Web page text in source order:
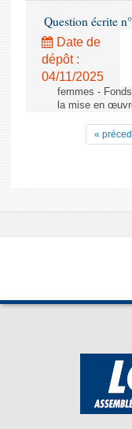
Question écrite
Date de
dépôt :
04/11/2025
femmes -
la mise en
«